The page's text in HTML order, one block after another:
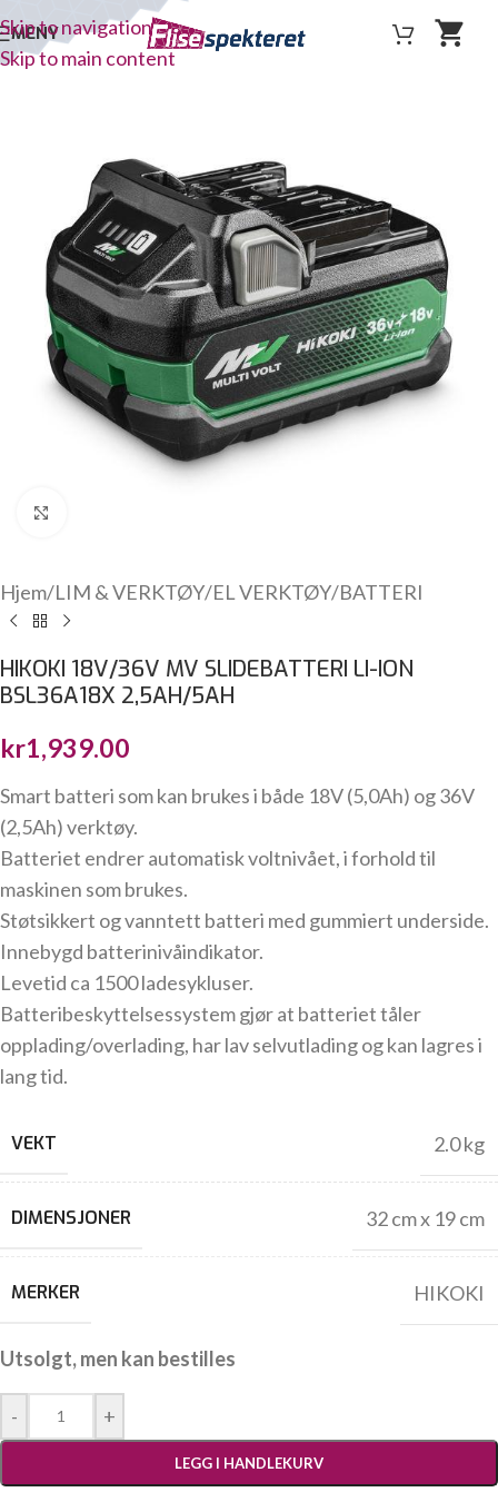
Skip to navigation
Skip to main content
MENY
Hjem/LIM & VERKTØY/EL VERKTØY/BATTERI
HIKOKI 18V/36V MV SLIDEBATTERI LI-ION
BSL36A18X 2,5AH/5AH
kr1,939.00
Smart batteri som kan brukes i både 18V (5,0Ah) og 36V
(2,5Ah) verktøy.
Batteriet endrer automatisk voltnivået, i forhold til
maskinen som brukes.
Støtsikkert og vanntett batteri med gummiert underside.
Innebygd batterinivåindikator.
Levetid ca 1500 ladesykluser.
Batteribeskyttelsessystem gjør at batteriet tåler
opplading/overlading, har lav selvutlading og kan lagres i
lang tid.
VEKT 2.0 kg
DIMENSJONER 32 cm x 19 cm
MERKER HIKOKI
Utsolgt, men kan bestilles
- +
LEGG I HANDLEKURV